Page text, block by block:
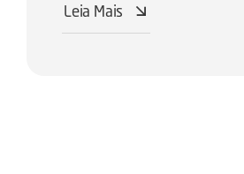
Leia Mais